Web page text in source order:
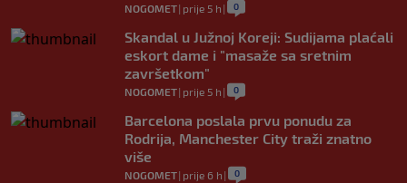
NOGOMET| prije 5 h | 0
Skandal u Južnoj Koreji: Sudijama plaćali
eskort dame i "masaže sa sretnim
završetkom"
NOGOMET| prije 5 h | 0
Barcelona poslala prvu ponudu za
Rodrija, Manchester City traži znatno
više
NOGOMET| prije 6 h | 0